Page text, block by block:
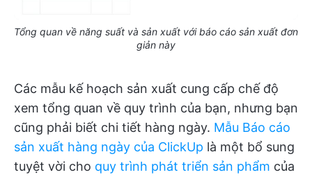
Tổng quan về năng suất và sản xuất với báo cáo sản xuất đơn
giản này
Các mẫu kế hoạch sản xuất cung cấp chế độ
xem tổng quan về quy trình của bạn, nhưng bạn
cũng phải biết chi tiết hàng ngày. Mẫu Báo cáo
sản xuất hàng ngày của ClickUp là một bổ sung
tuyệt vời cho quy trình phát triển sản phẩm của